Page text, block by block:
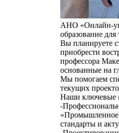
АНО
образование
Вы планируете
приобрести
профессора
основанные на
Мы помогаем
текущих
Наши ключевые
-
«Промышленное
стандарты и